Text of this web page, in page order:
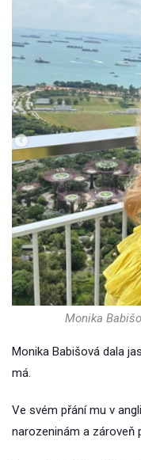
Monika
Monika Babišová dala
má.
Ve svém přání mu v
narozeninám a zároveň